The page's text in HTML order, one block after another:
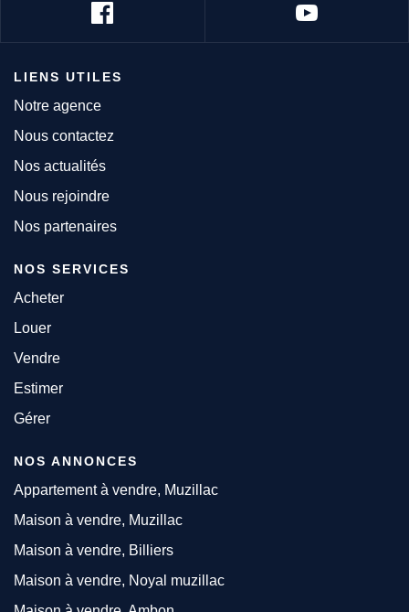
LIENS UTILES
Notre agence
Nous contactez
Nos actualités
Nous rejoindre
Nos partenaires
NOS SERVICES
Acheter
Louer
Vendre
Estimer
Gérer
NOS ANNONCES
Appartement à vendre, Muzillac
Maison à vendre, Muzillac
Maison à vendre, Billiers
Maison à vendre, Noyal muzillac